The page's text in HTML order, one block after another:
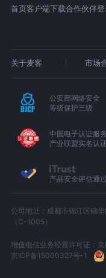
首页客户端下载合作伙伴
关于麦客 市场
公安部网络安全
等级保护三级
中国电子认证服务
产业联盟实名认证
产品安全评估通过
公司地址：成都市锦江区锦
（C-1005）
增值电信业务经营许可证：
京ICP备15000327号-1